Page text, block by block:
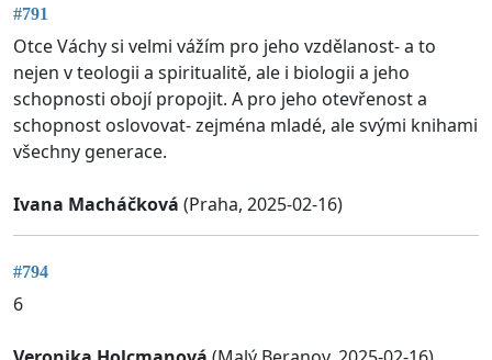
#791
Otce Váchy si velmi vážím pro jeho vzdělanost- a to
nejen v teologii a spiritualitě, ale i biologii a jeho
schopnosti obojí propojit. A pro jeho otevřenost a
schopnost oslovovat- zejména mladé, ale svými knihami
všechny generace.
Ivana Macháčková (Praha, 2025-02-16)
#794
6